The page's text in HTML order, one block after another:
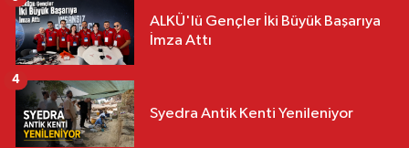
ALKÜ'lü Gençler İki Büyük Başarıya
İmza Attı
Syedra Antik Kenti Yenileniyor
4